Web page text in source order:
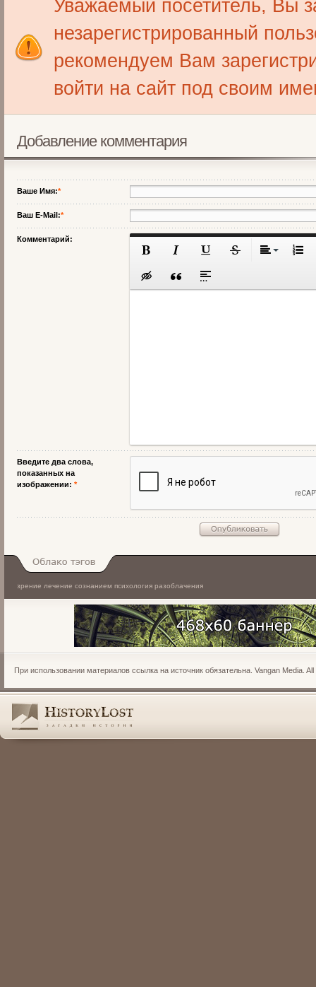
Уважаемый посетитель, Вы
незарегистрированный
рекомендуем Вам
войти на сайт под своим
Добавление комментария
Ваше Имя:*
Ваш E-Mail:*
Комментарий:
Введите два слова,
показанных на
изображении: *
Облако тэгов
зрение лечение сознанием психология разоблачения
При использовании материалов ссылка на источник обязательна. Vangan Media.